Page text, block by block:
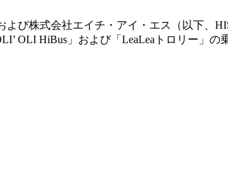
び株式会社エイチ・アイ・エス（以下、
OLI HiBus」および「LeaLeaトロリー」の